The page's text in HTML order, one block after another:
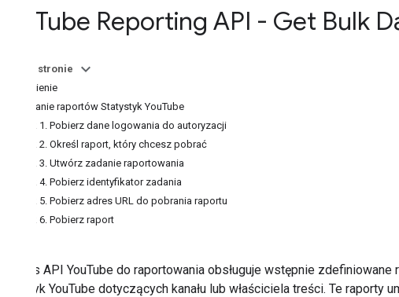
Tube Reporting API - Get Bulk
Na tej stronie
Omówienie
Pobieranie raportów Statystyk YouTube
Krok 1. Pobierz dane logowania do autoryzacji
Krok 2. Określ raport, który chcesz pobrać
Krok 3. Utwórz zadanie raportowania
Krok 4. Pobierz identyfikator zadania
Krok 5. Pobierz adres URL do pobrania raportu
Krok 6. Pobierz raport
Interfejs API YouTube do raportowania obsługuje wstępnie
Statystyk YouTube dotyczących kanału lub właściciela treści. Te